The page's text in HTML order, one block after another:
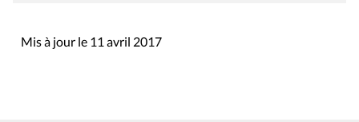
Mis à jour le 11 avril 2017